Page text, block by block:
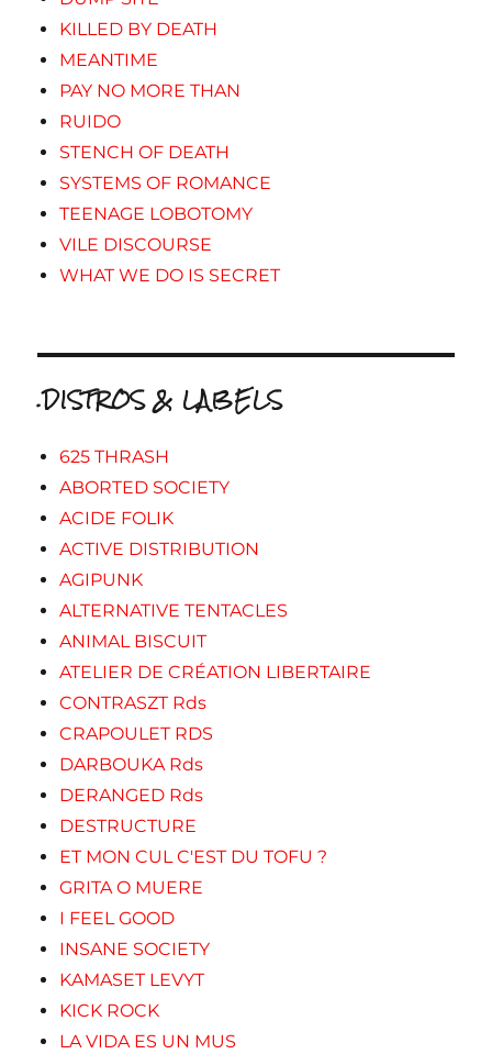
KILLED BY DEATH
MEANTIME
PAY NO MORE THAN
RUIDO
STENCH OF DEATH
SYSTEMS OF ROMANCE
TEENAGE LOBOTOMY
VILE DISCOURSE
WHAT WE DO IS SECRET
.DISTROS & LABELS
625 THRASH
ABORTED SOCIETY
ACIDE FOLIK
ACTIVE DISTRIBUTION
AGIPUNK
ALTERNATIVE TENTACLES
ANIMAL BISCUIT
ATELIER DE CRÉATION LIBERTAIRE
CONTRASZT Rds
CRAPOULET RDS
DARBOUKA Rds
DERANGED Rds
DESTRUCTURE
ET MON CUL C'EST DU TOFU ?
GRITA O MUERE
I FEEL GOOD
INSANE SOCIETY
KAMASET LEVYT
KICK ROCK
LA VIDA ES UN MUS